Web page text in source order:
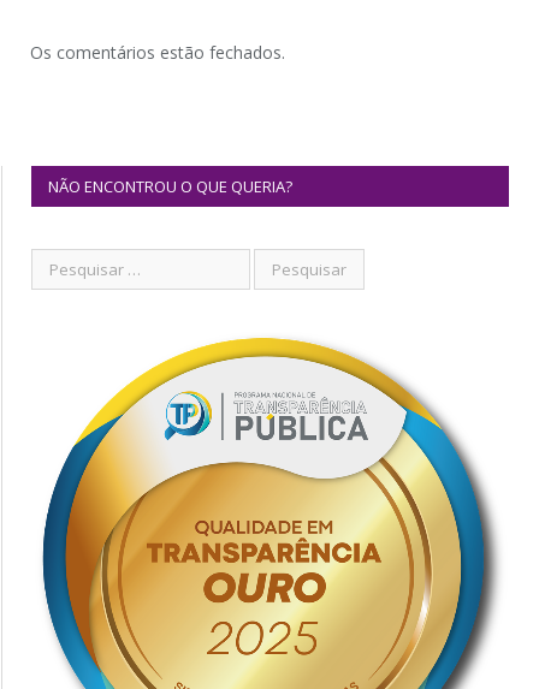
Os comentários estão fechados.
NÃO ENCONTROU O QUE QUERIA?